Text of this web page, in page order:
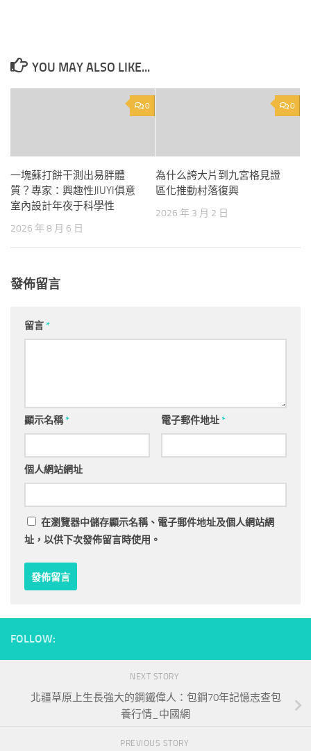
YOU MAY ALSO LIKE...
0
一塊蘇打餅干測出易胖體
質？專家：興趣性JIUYI俱意
室內設計年夜于科學性
2026 年 8 月 6 日
0
為什么誇大片到九宮格見證
區化推動村落復興
2026 年 3 月 2 日
發佈留言
留言*
顯示名稱* 電子郵件地址*
個人網站網址
在瀏覽器中儲存顯示名稱、電子郵件地址及個人網站網
址，以供下次發佈留言時使用。
FOLLOW:
NEXT STORY
北疆草原上生長強大的鋼鐵偉人：包鋼70年記憶志查包
養行情_中國網
PREVIOUS STORY